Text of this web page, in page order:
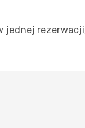
jednej